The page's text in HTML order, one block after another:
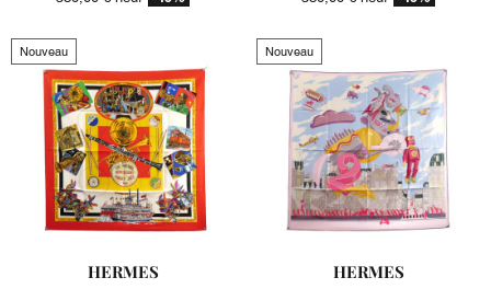
Nouveau
HERMES
Nouveau
HERMES